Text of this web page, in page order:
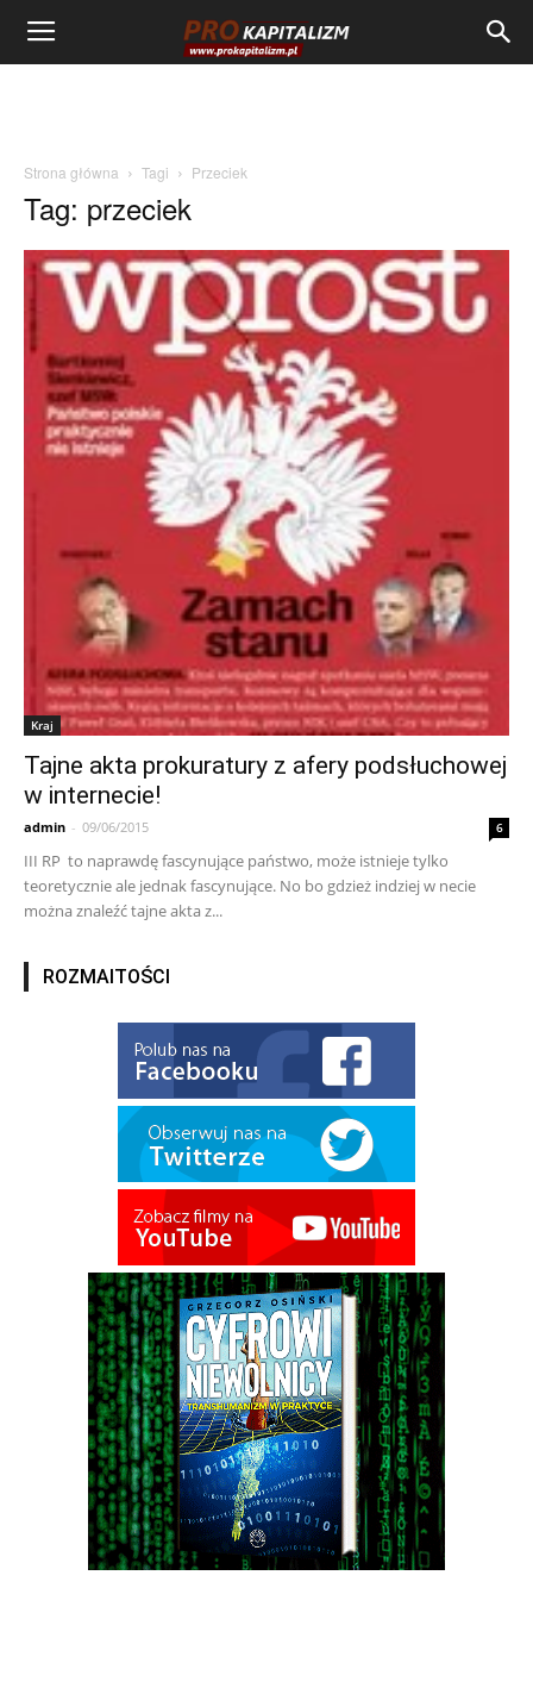
Strona główna Tagi Przeciek
Tag: przeciek
Kraj
Tajne akta prokuratury z afery podsłuchowej
w internecie!
admin - 09/06/2015 6
III RP to naprawdę fascynujące państwo, może istnieje tylko
teoretycznie ale jednak fascynujące. No bo gdzież indziej w necie
można znaleźć tajne akta z...
ROZMAITOŚCI